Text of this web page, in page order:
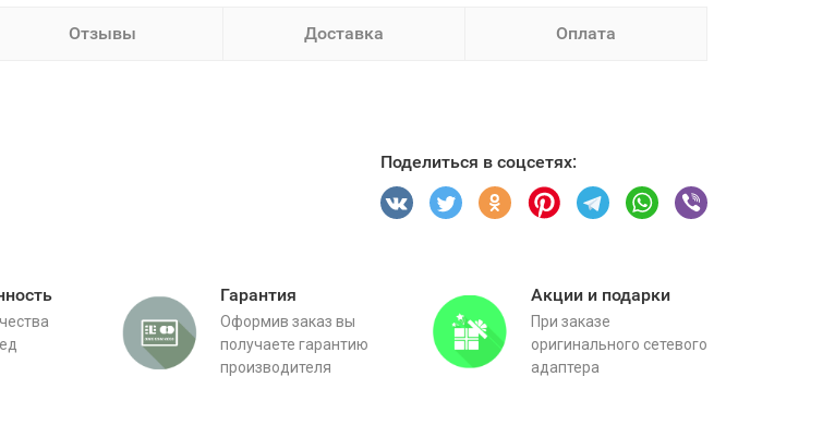
Отзывы Доставка Оплата
Поделиться в соцсетях:
Гарантия
Оформив заказ вы
получаете гарантию
производителя
Акции и подарки
При заказе
оригинального сетевого
адаптера